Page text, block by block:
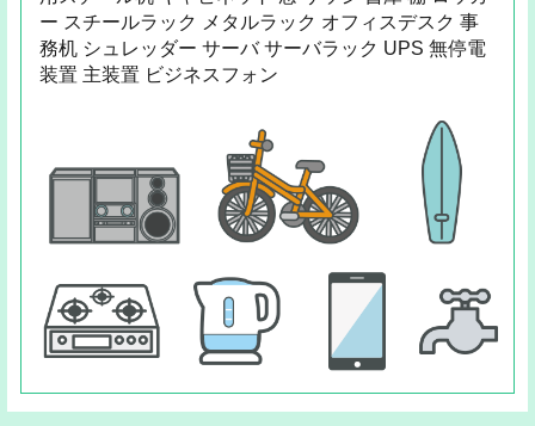
ー スチールラック メタルラック オフィスデスク 事
務机 シュレッダー サーバ サーバラック UPS 無停電
装置 主装置 ビジネスフォン